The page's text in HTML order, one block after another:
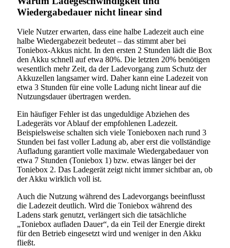
Wiedergabedauer nicht linear sind
Viele Nutzer erwarten, dass eine halbe Ladezeit auch eine
halbe Wiedergabezeit bedeutet – das stimmt aber bei
Toniebox-Akkus nicht. In den ersten 2 Stunden lädt die Box
den Akku schnell auf etwa 80%. Die letzten 20% benötigen
wesentlich mehr Zeit, da der Ladevorgang zum Schutz der
Akkuzellen langsamer wird. Daher kann eine Ladezeit von
etwa 3 Stunden für eine volle Ladung nicht linear auf die
Nutzungsdauer übertragen werden.
Ein häufiger Fehler ist das ungeduldige Abziehen des
Ladegeräts vor Ablauf der empfohlenen Ladezeit.
Beispielsweise schalten sich viele Tonieboxen nach rund 3
Stunden bei fast voller Ladung ab, aber erst die vollständige
Aufladung garantiert volle maximale Wiedergabedauer von
etwa 7 Stunden (Toniebox 1) bzw. etwas länger bei der
Toniebox 2. Das Ladegerät zeigt nicht immer sichtbar an, ob
der Akku wirklich voll ist.
Auch die Nutzung während des Ladevorgangs beeinflusst
die Ladezeit deutlich. Wird die Toniebox während des
Ladens stark genutzt, verlängert sich die tatsächliche
„Toniebox aufladen Dauer“, da ein Teil der Energie direkt
für den Betrieb eingesetzt wird und weniger in den Akku
fließt.